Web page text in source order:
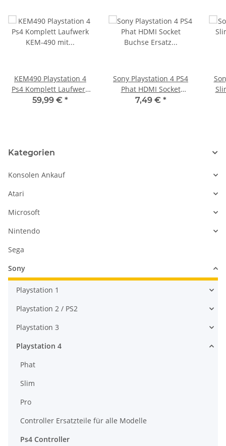
KEM490 Playstation 4
Ps4 Komplett Laufwerk
KEM-490 mit Laser 121559,99 € *
Sony Playstation 4 PS4
Phat HDMI Socket
Buchse Ersatz Port
7,49 € *
Kategorien
Konsolen Ankauf
Atari
Microsoft
Nintendo
Sega
Sony
Playstation 1
Playstation 2 / PS2
Playstation 3
Playstation 4
Phat
Slim
Pro
Controller Ersatzteile für alle Modelle
Ps4 Controller